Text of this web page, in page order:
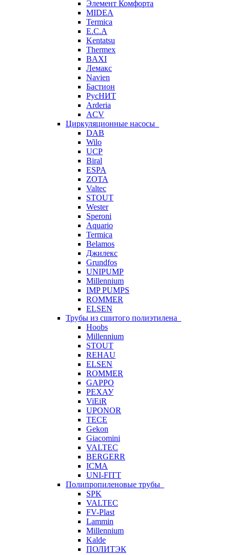
Элемент Комфорта
MIDEA
Termica
E.C.A
Kentatsu
Thermex
BAXI
Лемакс
Navien
Бастион
РусНИТ
Arderia
ACV
Циркуляционные насосы
DAB
Wilo
UCP
Biral
ESPA
ZOTA
Valtec
STOUT
Wester
Speroni
Aquario
Termica
Belamos
Джилекс
Grundfos
UNIPUMP
Millennium
IMP PUMPS
ROMMER
ELSEN
Трубы из сшитого полиэтилена
Hoobs
Millennium
STOUT
REHAU
ELSEN
ROMMER
GAPPO
РЕХАУ
ViEiR
UPONOR
TECE
Gekon
Giacomini
VALTEC
BERGERR
ICMA
UNI-FITT
Полипропиленовые трубы
SPK
VALTEC
FV-Plast
Lammin
Millennium
Kalde
ПОЛИТЭК